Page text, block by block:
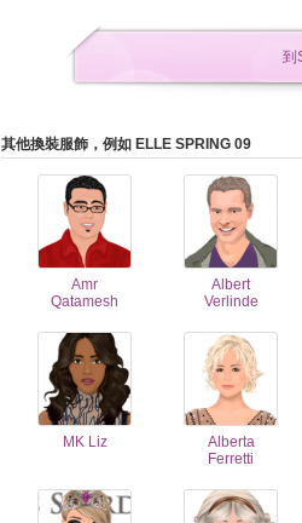
到
其他換裝服飾，例如 ELLE SPRING 09
Amr
Qatamesh
Albert
Verlinde
MK Liz
Alberta
Ferretti